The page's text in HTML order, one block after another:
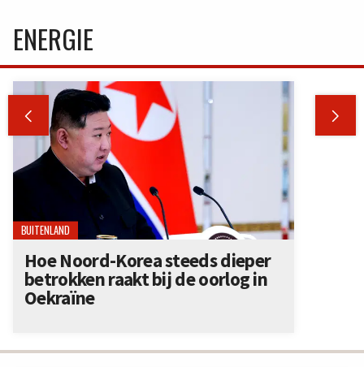
ENERGIE
 
BUITENLAND
Hoe Noord-Korea steeds dieper
betrokken raakt bij de oorlog in
Oekraïne